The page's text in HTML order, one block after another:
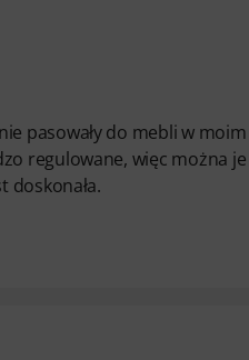
pasowały do mebli w moim
regulowane, więc można je
doskonała.